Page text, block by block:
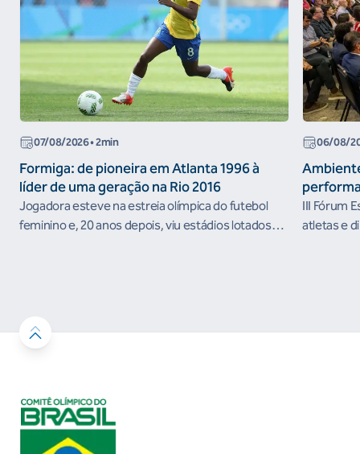
07/08/2026• 2min
Formiga: de pioneira em Atlanta 1996 à
líder de uma geração na Rio 2016
Jogadora esteve na estreia olímpica do futebol
feminino e, 20 anos depois, viu estádios lotados
06/08/
III Fórum
atletas e